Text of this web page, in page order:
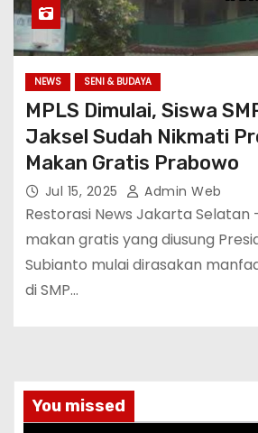
NEWS SENI & BUDAYA
MPLS Dimulai, Siswa
Jaksel Sudah Nikmati
Makan Gratis Prabowo
Jul 15, 2025 Admin Web
Restorasi News Jakarta Selatan
makan gratis yang diusung
Subianto mulai dirasakan
di SMP…
You missed